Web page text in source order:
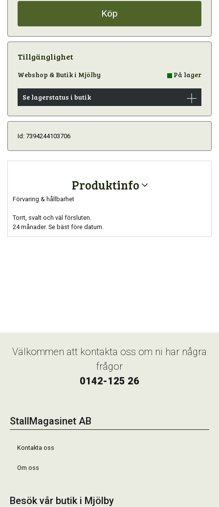
Köp
Tillgänglighet
Webshop & Butik i Mjölby På lager
Se lagerstatus i butik
Id: 7394244103706
Produktinfo
Förvaring & hållbarhet
Torrt, svalt och väl försluten.
24 månader. Se bäst före datum.
Välkommen att kontakta oss om ni har några
frågor
0142-125 26
StallMagasinet AB
Kontakta oss
Om oss
Besök vår butik i Mjölby